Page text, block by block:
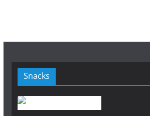
Snacks